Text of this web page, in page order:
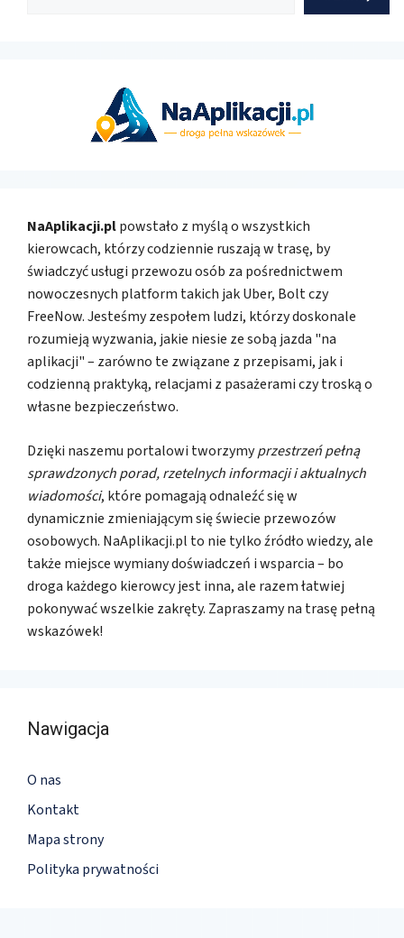
NaAplikacji.plpowstało z myślą o wszystkich
kierowcach, którzy codziennie ruszają w trasę, by
świadczyć usługi przewozu osób za pośrednictwem
nowoczesnych platform takich jak Uber, Bolt czy
FreeNow. Jesteśmy zespołem ludzi, którzy doskonale
rozumieją wyzwania, jakie niesie ze sobą jazda "na
aplikacji" – zarówno te związane z przepisami, jak i
codzienną praktyką, relacjami z pasażerami czy troską o
własne bezpieczeństwo.
Dzięki naszemu portalowi tworzymyprzestrzeń pełną
sprawdzonych porad, rzetelnych informacji i aktualnych
wiadomości, które pomagają odnaleźć się w
dynamicznie zmieniającym się świecie przewozów
osobowych. NaAplikacji.pl to nie tylko źródło wiedzy, ale
także miejsce wymiany doświadczeń i wsparcia – bo
droga każdego kierowcy jest inna, ale razem łatwiej
pokonywać wszelkie zakręty. Zapraszamy na trasę pełną
wskazówek!
Nawigacja
O nas
Kontakt
Mapa strony
Polityka prywatności